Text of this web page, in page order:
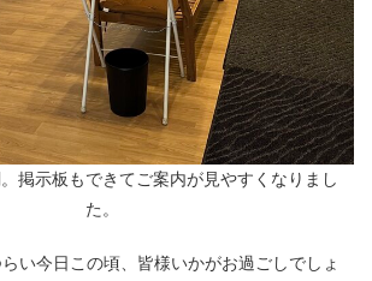
掲示板もできてご案内が見やすくなりまし
た。
い今日この頃、皆様いかがお過ごしでしょ